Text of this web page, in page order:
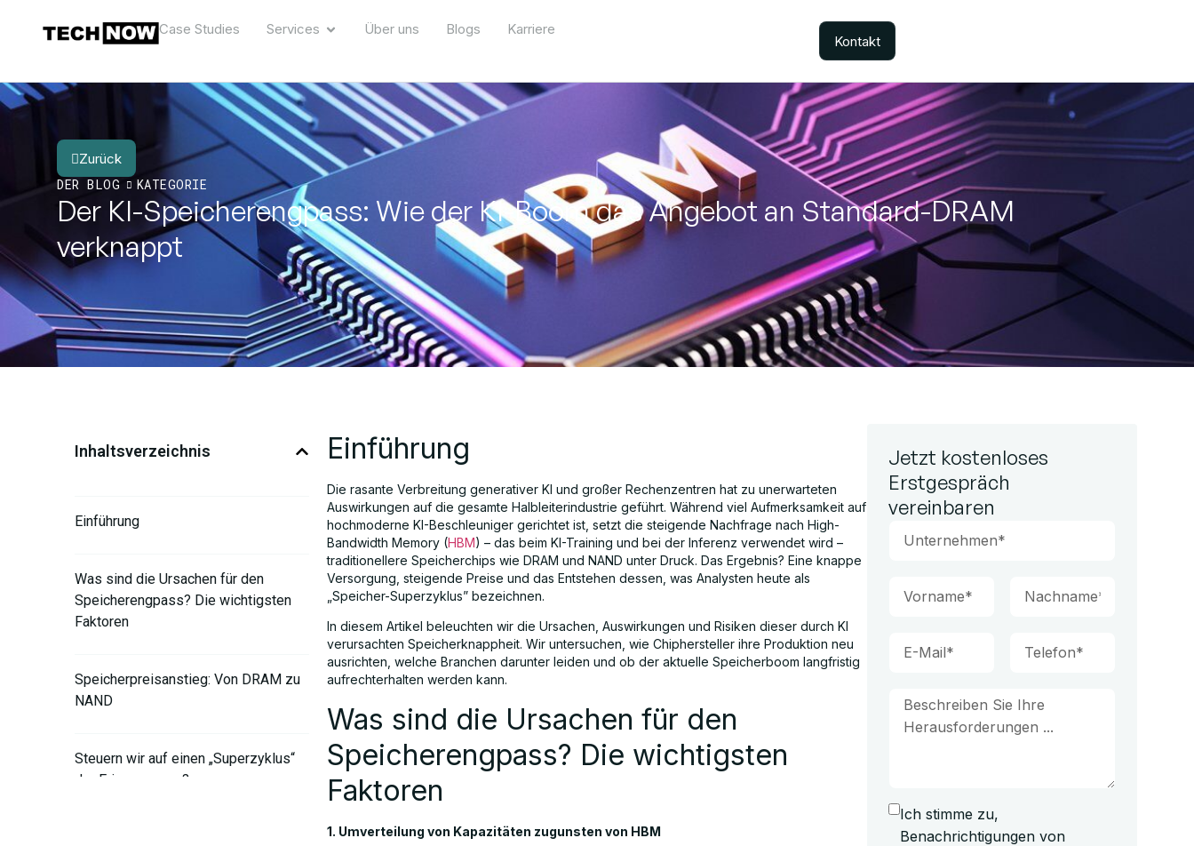
Case Studies Services Über uns Blogs Karriere
Kontakt
Zurück
DER BLOG
KATEGORIE
Der KI-Speicherengpass: Wie der KI-Boom das Angebot an Standard-DRAM
verknappt
Inhaltsverzeichnis
Einführung
Was sind die Ursachen für den
Speicherengpass? Die wichtigsten
Faktoren
Speicherpreisanstieg: Von DRAM zu
NAND
Steuern wir auf einen „Superzyklus“
der Erinnerung zu?
Einführung
Die rasante Verbreitung generativer KI und großer Rechenzentren hat zu unerwarteten
Auswirkungen auf die gesamte Halbleiterindustrie geführt. Während viel Aufmerksamkeit auf
hochmoderne KI-Beschleuniger gerichtet ist, setzt die steigende Nachfrage nach High-
Bandwidth Memory (HBM) – das beim KI-Training und bei der Inferenz verwendet wird –
traditionellere Speicherchips wie DRAM und NAND unter Druck. Das Ergebnis? Eine knappe
Versorgung, steigende Preise und das Entstehen dessen, was Analysten heute als
„Speicher-Superzyklus” bezeichnen.
In diesem Artikel beleuchten wir die Ursachen, Auswirkungen und Risiken dieser durch KI
verursachten Speicherknappheit. Wir untersuchen, wie Chiphersteller ihre Produktion neu
ausrichten, welche Branchen darunter leiden und ob der aktuelle Speicherboom langfristig
aufrechterhalten werden kann.
Was sind die Ursachen für den
Speicherengpass? Die wichtigsten
Faktoren
1. Umverteilung von Kapazitäten zugunsten von HBM
Jetzt kostenloses
Erstgespräch
vereinbaren
Ich stimme zu,
Benachrichtigungen von